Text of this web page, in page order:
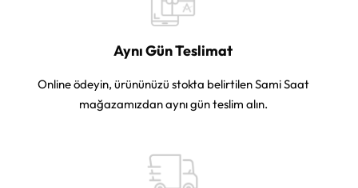
Aynı Gün Teslimat
Online ödeyin, ürününüzü stokta belirtilen Sami Saat
mağazamızdan aynı gün teslim alın.